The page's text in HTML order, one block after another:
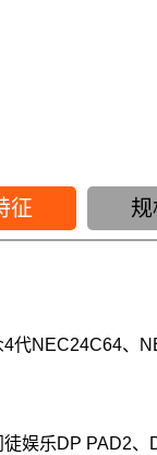
征
4代NEC24C64、
娱乐DP PAD2、